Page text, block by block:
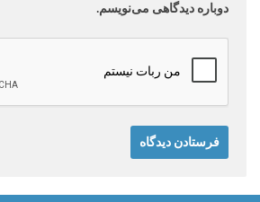
دوباره دیدگاهی می‌نویسم.